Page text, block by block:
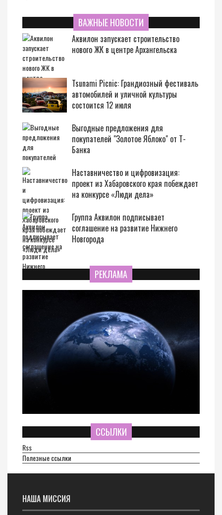
ВАЖНЫЕ НОВОСТИ
Аквилон запускает строительство
нового ЖК в центре Архангельска
Tsunami Picnic: Грандиозный фестиваль
автомобилей и уличной культуры
состоится 12 июля
Выгодные предложения для
покупателей "Золотое Яблоко" от Т-
Банка
Наставничество и цифровизация:
проект из Хабаровского края побеждает
на конкурсе «Люди дела»
Группа Аквилон подписывает
соглашение на развитие Нижнего
Новгорода
РЕКЛАМА
ССЫЛКИ
Rss
Полезные ссылки
НАША МИССИЯ